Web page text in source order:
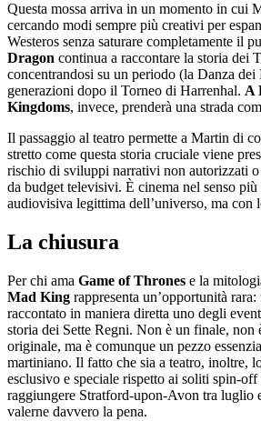
Questa mossa arriva in un momento in cui
cercando modi sempre più creativi per
Westeros senza saturare completamente il
Dragon continua a raccontare la storia dei
concentrandosi su un periodo (la Danza
generazioni dopo il Torneo di Harrenhal. A
Kingdoms, invece, prenderà una strada
Il passaggio al teatro permette a Martin di
stretto come questa storia cruciale viene
rischio di sviluppi narrativi non autorizzati
da budget televisivi. È cinema nel senso
audiovisiva legittima dell’universo, ma con
La chiusura
Per chi ama Game of Thrones e la
Mad King rappresenta un’opportunità
raccontato in maniera diretta uno degli
storia dei Sette Regni. Non è un finale, non
originale, ma è comunque un pezzo
martiniano. Il fatto che sia a teatro, inoltre,
esclusivo e speciale rispetto ai soliti spin-
raggiungere Stratford-upon-Avon tra luglio
valerne davvero la pena.